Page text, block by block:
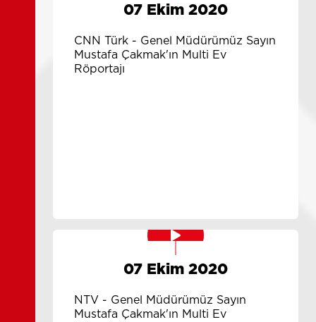
07 Ekim 2020
CNN Türk - Genel Müdürümüz Sayın
Mustafa Çakmak'ın Multi Ev
Röportajı
07 Ekim 2020
NTV - Genel Müdürümüz Sayın
Mustafa Çakmak'ın Multi Ev